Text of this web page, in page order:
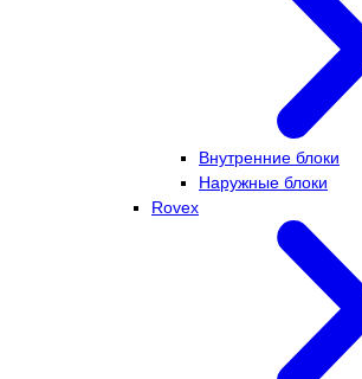
Внутренние блоки
Наружные блоки
Rovex